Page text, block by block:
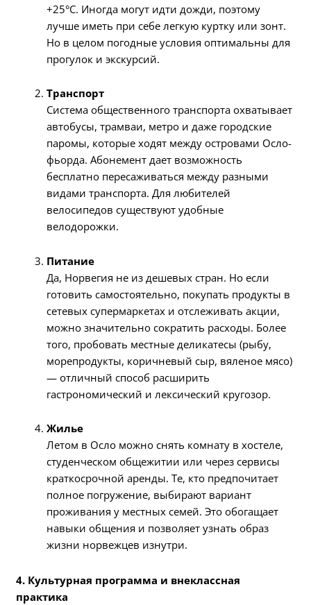
+25°C. Иногда могут идти дожди, поэтому
лучше иметь при себе легкую куртку или зонт.
Но в целом погодные условия оптимальны для
прогулок и экскурсий.
Транспорт
Система общественного транспорта охватывает
автобусы, трамваи, метро и даже городские
паромы, которые ходят между островами Осло-
фьорда. Абонемент дает возможность
бесплатно пересаживаться между разными
видами транспорта. Для любителей
велосипедов существуют удобные
велодорожки.
Питание
Да, Норвегия не из дешевых стран. Но если
готовить самостоятельно, покупать продукты в
сетевых супермаркетах и отслеживать акции,
можно значительно сократить расходы. Более
того, пробовать местные деликатесы (рыбу,
морепродукты, коричневый сыр, вяленое мясо)
— отличный способ расширить
гастрономический и лексический кругозор.
Жилье
Летом в Осло можно снять комнату в хостеле,
студенческом общежитии или через сервисы
краткосрочной аренды. Те, кто предпочитает
полное погружение, выбирают вариант
проживания у местных семей. Это обогащает
навыки общения и позволяет узнать образ
жизни норвежцев изнутри.
4. Культурная программа и внеклассная
практика